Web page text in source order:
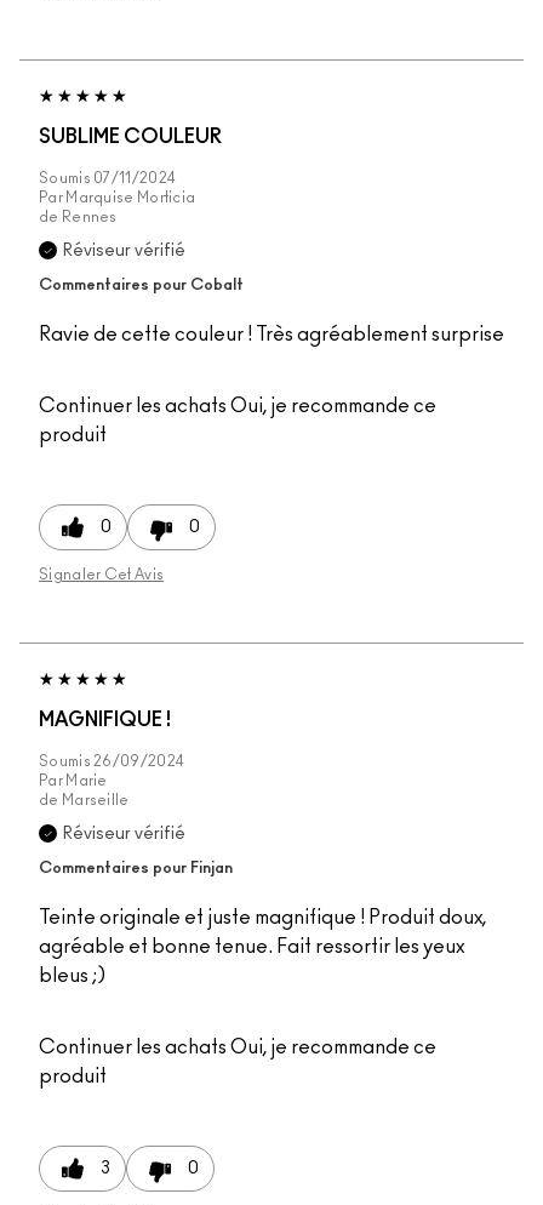
SUBLIME COULEUR
Soumis 07/11/2024
Par Marquise Morticia
de Rennes
Réviseur vérifié
Commentaires pour Cobalt
Ravie de cette couleur ! Très agréablement surprise
Continuer les achats Oui, je recommande ce
produit
0 0
Signaler Cet Avis
MAGNIFIQUE !
Soumis 26/09/2024
Par Marie
de Marseille
Réviseur vérifié
Commentaires pour Finjan
Teinte originale et juste magnifique ! Produit doux,
agréable et bonne tenue. Fait ressortir les yeux
bleus ;)
Continuer les achats Oui, je recommande ce
produit
3 0